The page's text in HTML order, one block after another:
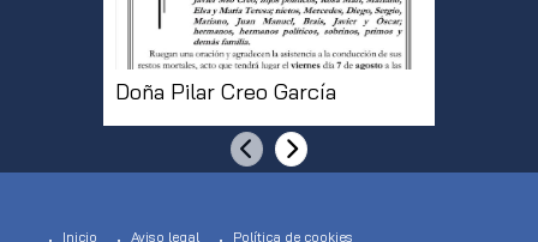
Doña Pilar Creo García
AnteriorSiguiente
Inicio Aviso legal Política de cookies